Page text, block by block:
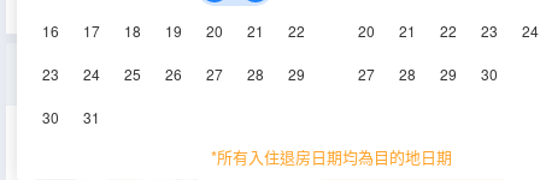
16 17 18 19 20 21 22
23 24 25 26 27 28 29
30 31
20 21 22 23 24
27 28 29 30
*所有入住退房日期均為目的地日期
雙床間
11㎡ 1-3層 空調